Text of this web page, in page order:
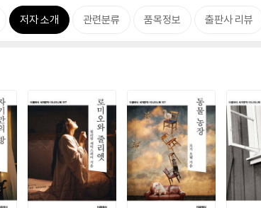
저자 소개 관련분류 품목정보 출판사 리뷰